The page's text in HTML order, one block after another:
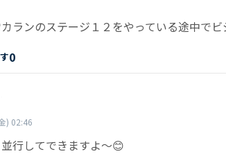
ランのステージ１２をやっている途中でビ
0
) 02:46
行してできますよ〜😊